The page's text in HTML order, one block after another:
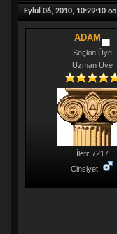
Eylül 06, 2010, 10:29:10 öö
ADAM
Seçkin Üye
Uzman Uye
İleti: 7217
Cinsiyet: